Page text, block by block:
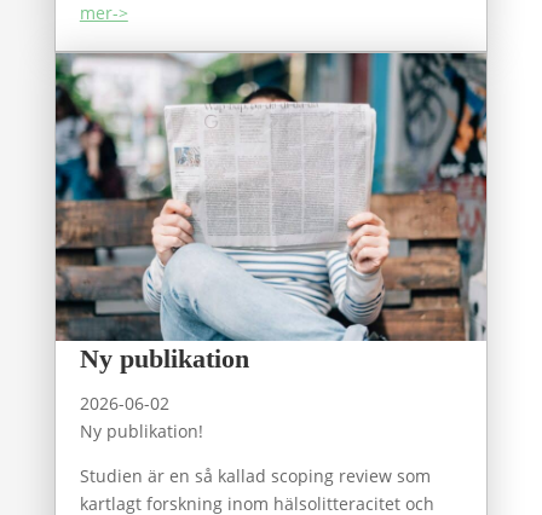
mer->
Ny publikation
2026-06-02
Ny publikation!
Studien är en så kallad scoping review som
kartlagt forskning inom hälsolitteracitet och